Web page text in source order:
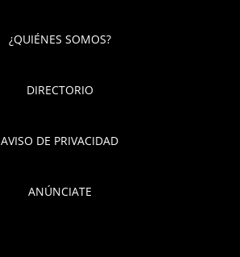
¿QUIÉNES SOMOS?
DIRECTORIO
AVISO DE PRIVACIDAD
ANÚNCIATE